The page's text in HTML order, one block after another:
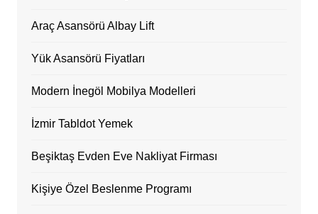
Araç Asansörü Albay Lift
Yük Asansörü Fiyatları
Modern İnegöl Mobilya Modelleri
İzmir Tabldot Yemek
Beşiktaş Evden Eve Nakliyat Firması
Kişiye Özel Beslenme Programı